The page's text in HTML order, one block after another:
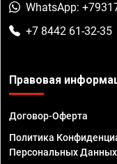
WhatsApp:
+7 8442 61-32-35
Правовая
Договор-Оферта
Политика
Персональных